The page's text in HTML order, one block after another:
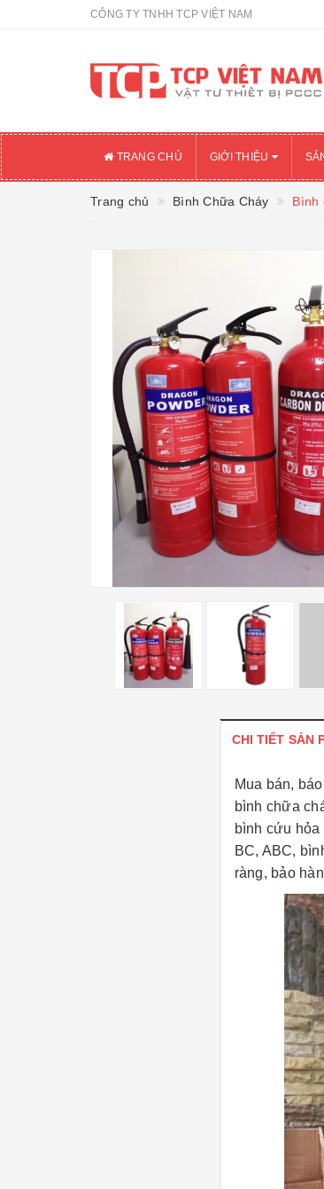
CÔNG TY TNHH TCP VIỆT NAM
TRANG CHỦ GIỚI THIỆU
Trang chủ Bình Chữa Cháy Bình
CHI TIẾT SẢN
Mua bán,
bình chữa
bình cứu
BC, ABC,
ràng, bảo